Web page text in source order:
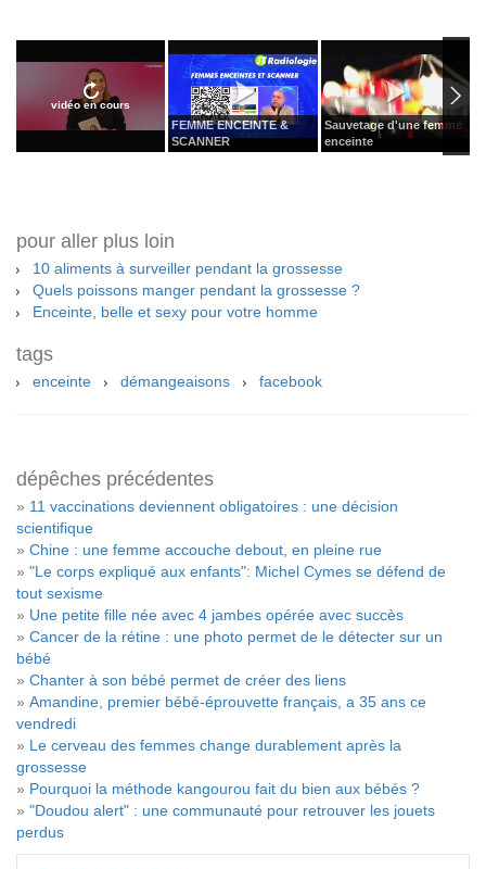
vidéo en cours
FEMME ENCEINTE &
SCANNER
Sauvetage d'une femme
enceinte
pour aller plus loin
10 aliments à surveiller pendant la grossesse
Quels poissons manger pendant la grossesse ?
Enceinte, belle et sexy pour votre homme
tags
enceinte démangeaisons facebook
dépêches précédentes
» 11 vaccinations deviennent obligatoires : une décision
scientifique
» Chine : une femme accouche debout, en pleine rue
» "Le corps expliqué aux enfants": Michel Cymes se défend de
tout sexisme
» Une petite fille née avec 4 jambes opérée avec succès
» Cancer de la rétine : une photo permet de le détecter sur un
bébé
» Chanter à son bébé permet de créer des liens
» Amandine, premier bébé-éprouvette français, a 35 ans ce
vendredi
» Le cerveau des femmes change durablement après la
grossesse
» Pourquoi la méthode kangourou fait du bien aux bébés ?
» "Doudou alert" : une communauté pour retrouver les jouets
perdus